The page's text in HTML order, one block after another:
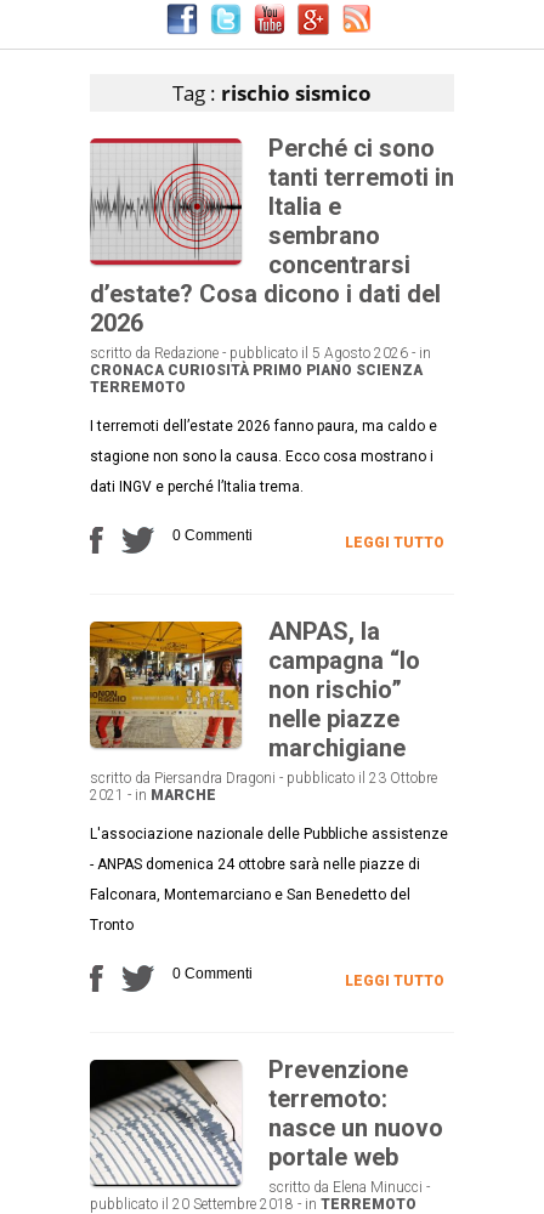
Tag : rischio sismico
Perché ci sono
tanti terremoti in
Italia e
sembrano
concentrarsi
d’estate? Cosa dicono i dati del
2026
scritto da Redazione - pubblicato il 5 Agosto 2026 - in
CRONACA CURIOSITÀ PRIMO PIANO SCIENZA
TERREMOTO
I terremoti dell’estate 2026 fanno paura, ma caldo e
stagione non sono la causa. Ecco cosa mostrano i
dati INGV e perché l’Italia trema.
0 Commenti LEGGI TUTTO
ANPAS, la
campagna “Io
non rischio”
nelle piazze
marchigiane
scritto da Piersandra Dragoni - pubblicato il 23 Ottobre
2021 - in MARCHE
L'associazione nazionale delle Pubbliche assistenze
- ANPAS domenica 24 ottobre sarà nelle piazze di
Falconara, Montemarciano e San Benedetto del
Tronto
0 Commenti LEGGI TUTTO
Prevenzione
terremoto:
nasce un nuovo
portale web
scritto da Elena Minucci -
pubblicato il 20 Settembre 2018 - in TERREMOTO